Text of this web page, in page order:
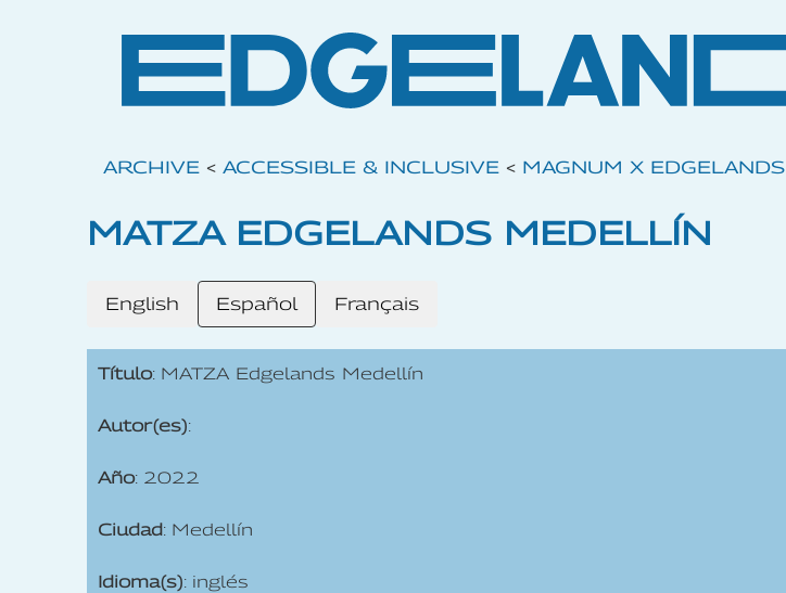
ARCHIVE < ACCESSIBLE & INCLUSIVE < MAGNUM X EDGELANDS
MATZA EDGELANDS MEDELLÍN
English Español Français
Título: MATZA Edgelands Medellín
Autor(es):
Año: 2022
Ciudad: Medellín
Idioma(s): inglés